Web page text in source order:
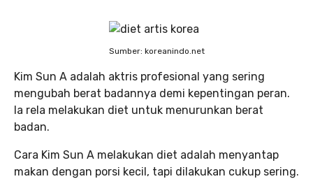
Sumber: koreanindo.net
Kim Sun A adalah aktris profesional yang sering
mengubah berat badannya demi kepentingan peran.
Ia rela melakukan diet untuk menurunkan berat
badan.
Cara Kim Sun A melakukan diet adalah menyantap
makan dengan porsi kecil, tapi dilakukan cukup sering.